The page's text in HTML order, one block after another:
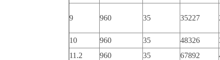
9 960 35 35227
10 960 35 48326
11.2
960 35 67892